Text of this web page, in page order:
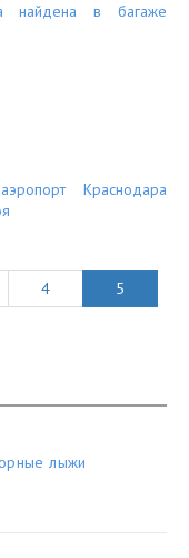
найдена в багаже
Краснодара
4
5
лыжи